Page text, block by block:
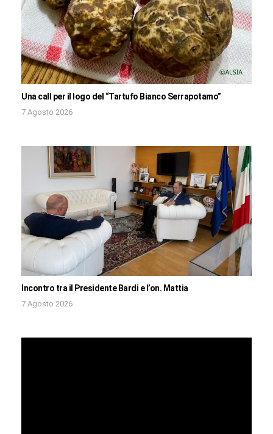
Una call per il logo del “Tartufo Bianco Serrapotamo”
7 Agosto 2026
Incontro tra il Presidente Bardi e l’on. Mattia
7 Agosto 2026